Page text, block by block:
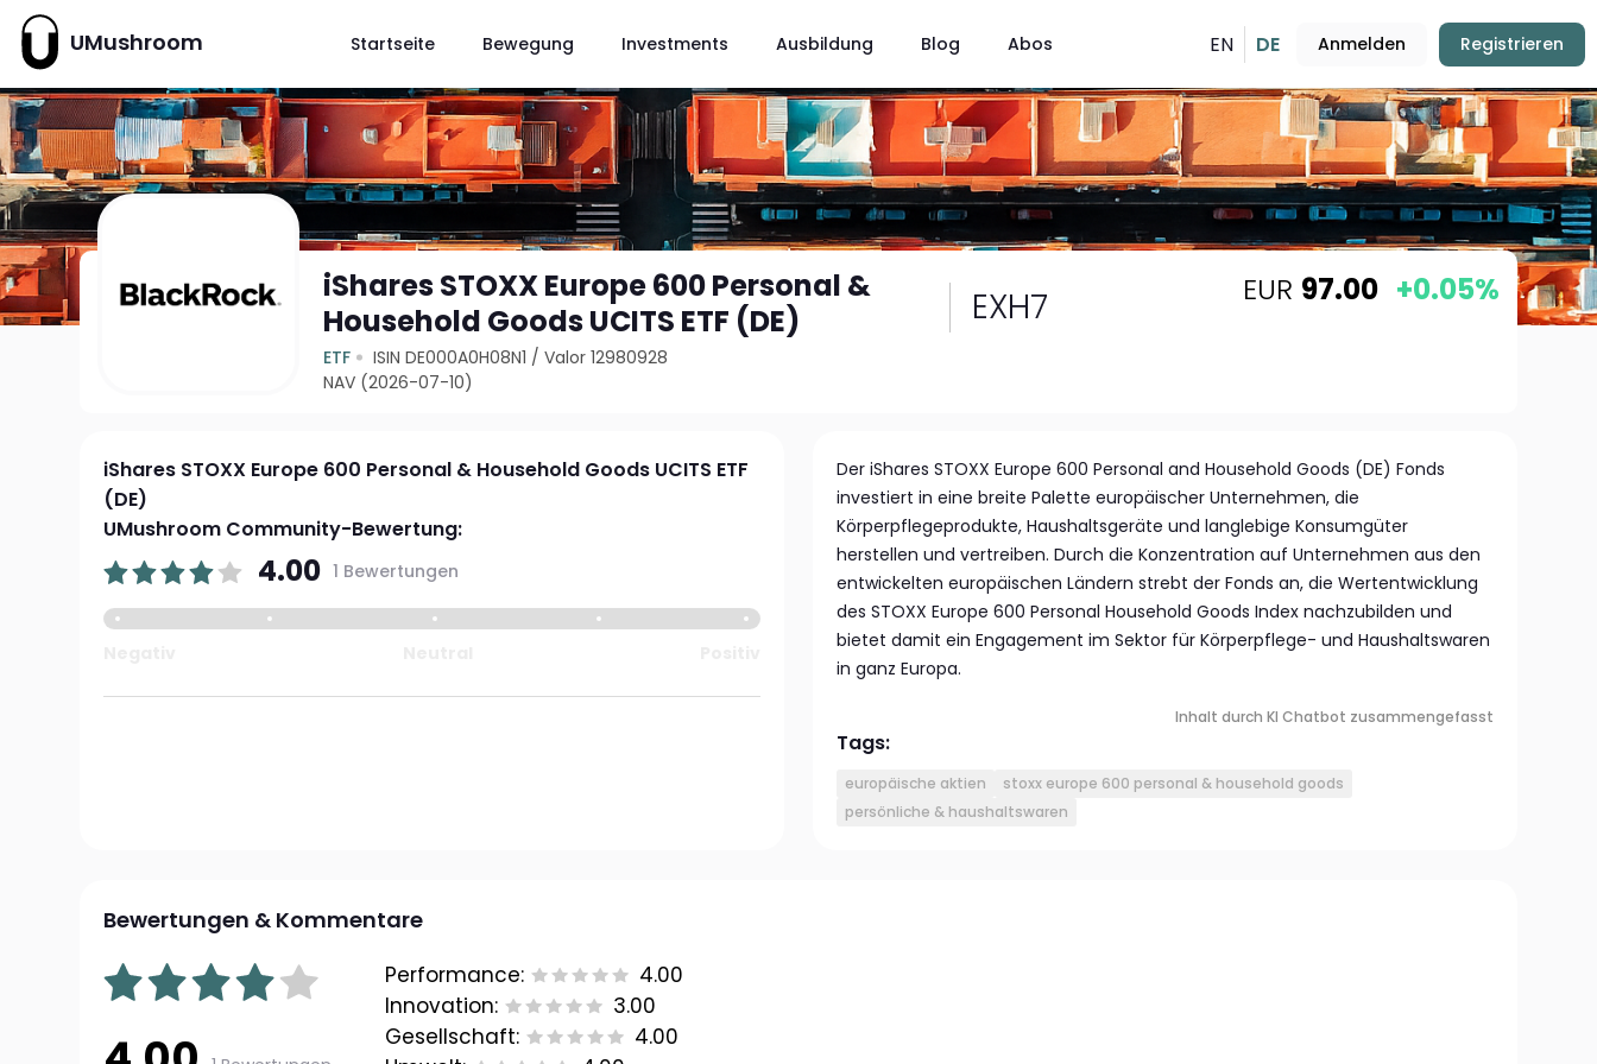
UMushroom Startseite Bewegung Investments Ausbildung Blog Abos EN DE Anmelden Registrieren
iShares STOXX Europe 600 Personal &
Household Goods UCITS ETF (DE)
EXH7
ETF ISIN DE000A0H08N1 /Valor 12980928
NAV (2026-07-10)
EUR 97.00 +0.05%
iShares STOXX Europe 600 Personal & Household Goods UCITS ETF
(DE)
UMushroom Community-Bewertung:
4.00 1 Bewertungen
Der iShares STOXX Europe 600 Personal and Household Goods (DE) Fonds
investiert in eine breite Palette europäischer Unternehmen, die
Körperpflegeprodukte, Haushaltsgeräte und langlebige Konsumgüter
herstellen und vertreiben. Durch die Konzentration auf Unternehmen aus den
entwickelten europäischen Ländern strebt der Fonds an, die Wertentwicklung
des STOXX Europe 600 Personal Household Goods Index nachzubilden und
bietet damit ein Engagement im Sektor für Körperpflege- und Haushaltswaren
in ganz Europa.
Inhalt durch KI Chatbot zusammengefasst
Tags:
europäische aktien
stoxx europe 600 personal & household goods
persönliche & haushaltswaren
Bewertungen & Kommentare
Performance:
4.00
Innovation:
3.00
Gesellschaft:
4.00